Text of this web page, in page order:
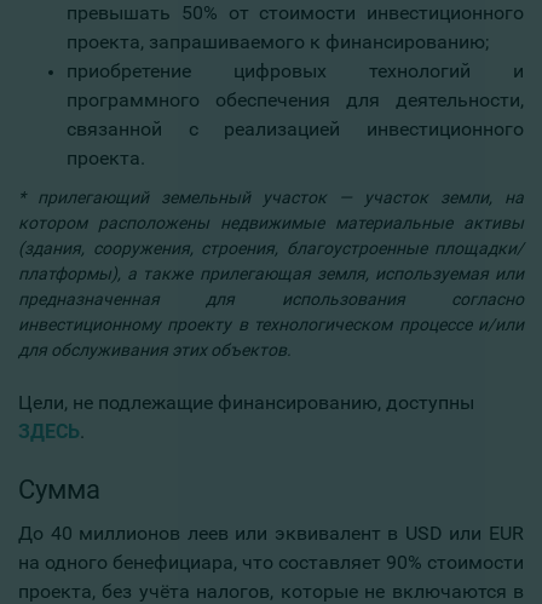
превышать 50% от стоимости инвестиционного
проекта, запрашиваемого к финансированию;
приобретение цифровых технологий и
программного обеспечения для деятельности,
связанной с реализацией инвестиционного
проекта.
* прилегающий земельный участок — участок земли, на
котором расположены недвижимые материальные активы
(здания, сооружения, строения, благоустроенные площадки/
платформы), а также прилегающая земля, используемая или
предназначенная для использования согласно
инвестиционному проекту в технологическом процессе и/или
для обслуживания этих объектов.
Цели, не подлежащие финансированию, доступны
ЗДЕСЬ.
Сумма
До 40 миллионов леев или эквивалент в USD или EUR
на одного бенефициара, что составляет 90% стоимости
проекта, без учёта налогов, которые не включаются в